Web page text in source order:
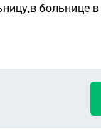
больнице
на
документы
и